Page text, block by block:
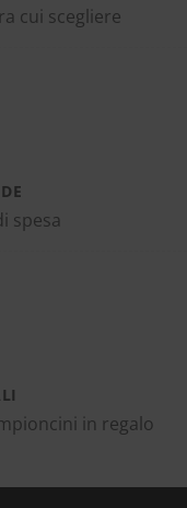
cui scegliere
spesa
in regalo